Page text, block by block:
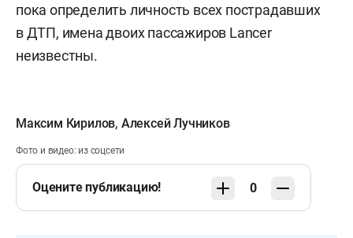
пока определить личность всех пострадавших
в ДТП, имена двоих пассажиров Lancer
неизвестны.
Максим Кирилов, Алексей Лучников
Фото и видео: из соцсети
Оцените публикацию! 0